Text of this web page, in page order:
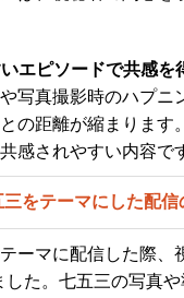
エピソードで共感を
写真撮影時のハプニ
の距離が縮まります
感されやすい内容で
をテーマにした配信
ーマに配信した際、
した。七五三の写真